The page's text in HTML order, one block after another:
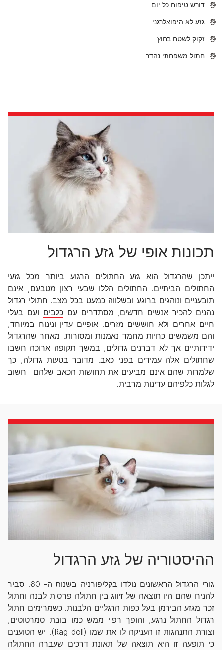
דורש טיפוח כל יום
גזע לא היפואלרגני
זקוק לשטח בחוץ
חתול משפחתי נהדר
תכונות אופי של גזע הרגדול
ייתכן שהרגדול הוא גזע החתולים הרגוע ביותר מכל גזעי
החתולים הביתיים. החתולים הללו שבעי רצון מטבעם, אינם
תובעניים ונוהגים ברוגע ובשלווה כמעט בכל מצב. חתולי רגדול
נהנים להכיר אנשים חדשים, מסתדרים עםכלבים ועם בעלי
חיים אחרים ולא חוששים מזרים. אופיים עדין ונינוח במיוחד,
והם משמשים כחיות מחמד נאמנות ומסורות. מאחר שהרגדול
ידידותיים אך לא דברנים גדולים, במשך תקופה ארוכה חשבו
שחתולים אלה עמידים בפני כאב. מדובר בטעות גדולה, כך
שלמרות שהם אינם מביעים את תחושות הכאב שלהם– חשוב
לגלות כלפיהם עדינות מרבית.
ההיסטוריה של גזע הרגדול
גורי הרגדול הראשונים נולדו בקליפורניה בשנות ה- 60. סביר
להניח שהם היו תוצאה של זיווג בין חתולה פרסית לבנה וחתול
זכר מגזע הבירמן בעל כפות הרגליים הלבנות. כשמרימים חתול
רגדול החתול נרגע, והופך רפוי ממש כמו בובת סמרטוטים,
וצורת התנהגות זו העניקה לו את שמו (Rag-doll). יש הטוענים
כי תופעה זו היא תוצאה של תאונת דרכים שעברה החתולה